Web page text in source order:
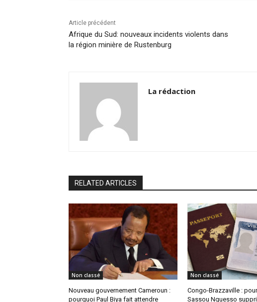
k
Article précédent
Afrique du Sud: nouveaux incidents violents dans
la région minière de Rustenburg
La rédaction
RELATED ARTICLES
Non classé
Nouveau gouvernement Cameroun :
pourquoi Paul Biya fait attendre
Non classé
Congo-Brazzaville :
Sassou Nguesso